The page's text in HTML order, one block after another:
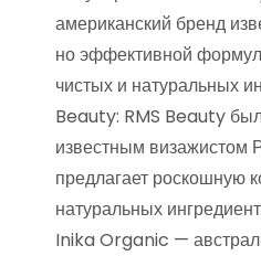
американский бренд
но эффективной
чистых и натуральных
Beauty: RMS Beauty
известным
предлагает роскошную
натуральных
Inika Organic —